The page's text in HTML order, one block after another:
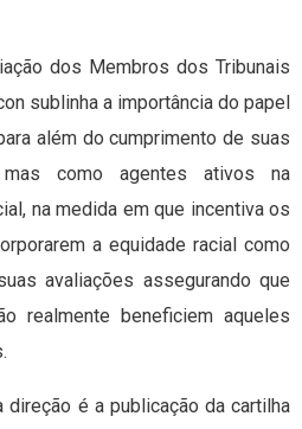
dos Membros dos Tribunais
sublinha a importância do papel
além do cumprimento de suas
mas como agentes ativos na
na medida em que incentiva os
a equidade racial como
avaliações assegurando que
realmente beneficiem aqueles
é a publicação da cartilha